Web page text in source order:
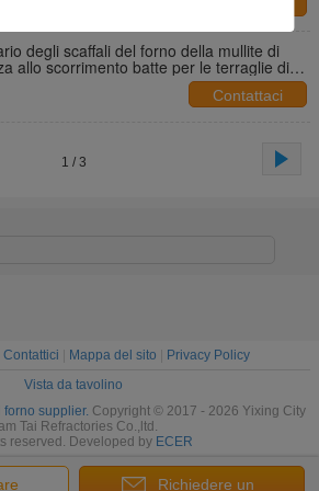
degli scaffali del forno della mullite di
allo scorrimento batte per le terraglie di
Contattaci
1 / 3
Richiedere un
Contattici Mappa del sito
Privacy Policy
Vista da tavolino
supplier. Copyright © 2017 - 2026 Yixing City
Tai Refractories Co.,ltd.
reserved. Developed by ECER